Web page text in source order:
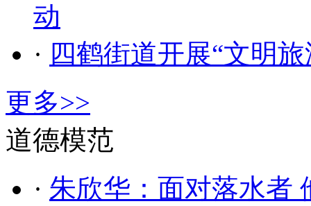
动
· 四鹤街道开展“文明
更多>>
道德模范
· 朱欣华：面对落水者